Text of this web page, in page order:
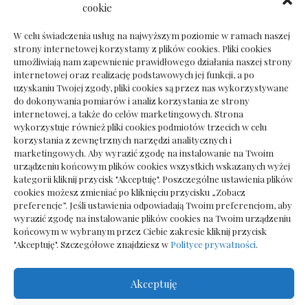
cookie
W celu świadczenia usług na najwyższym poziomie w ramach naszej
strony internetowej korzystamy z plików cookies. Pliki cookies
umożliwiają nam zapewnienie prawidłowego działania naszej strony
internetowej oraz realizację podstawowych jej funkcji, a po
uzyskaniu Twojej zgody, pliki cookies są przez nas wykorzystywane
do dokonywania pomiarów i analiz korzystania ze strony
internetowej, a także do celów marketingowych. Strona
wykorzystuje również pliki cookies podmiotów trzecich w celu
korzystania z zewnętrznych narzędzi analitycznych i
marketingowych. Aby wyrazić zgodę na instalowanie na Twoim
urządzeniu końcowym plików cookies wszystkich wskazanych wyżej
kategorii kliknij przycisk "Akceptuję". Poszczególne ustawienia plików
cookies możesz zmieniać po kliknięciu przycisku „Zobacz
preferencje”. Jeśli ustawienia odpowiadają Twoim preferencjom, aby
wyrazić zgodę na instalowanie plików cookies na Twoim urządzeniu
końcowym w wybranym przez Ciebie zakresie kliknij przycisk
"Akceptuję". Szczegółowe znajdziesz w Polityce prywatności.
Akceptuję
Dokumenty do odbioru przy zmianie biura
Deska podłogowa do salonu: jak wybrać bez
pośpiechu